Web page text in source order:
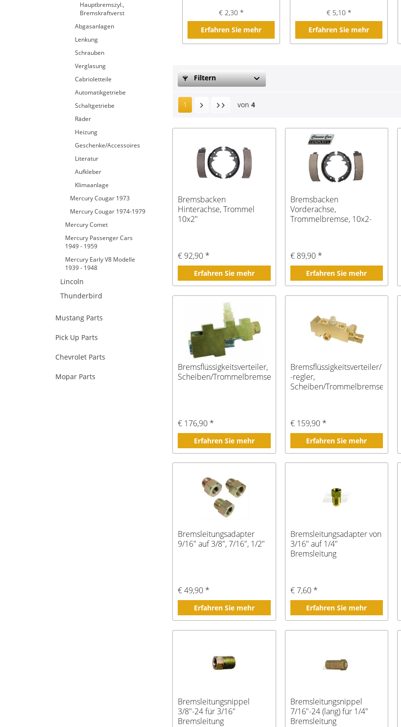
Hauptbremszyl.,
Bremskraftverst
Abgasanlagen
Lenkung
Schrauben
Verglasung
Cabrioletteile
Automatikgetriebe
Schaltgetriebe
Räder
Heizung
Geschenke/Accessoires
Literatur
Aufkleber
Klimaanlage
Mercury Cougar 1973
Mercury Cougar 1974-1979
Mercury Comet
Mercury Passenger Cars
1949 - 1959
Mercury Early V8 Modelle
1939 - 1948
Lincoln
Thunderbird
Mustang Parts
Pick Up Parts
Chevrolet Parts
Mopar Parts
€ 2,30 *
Erfahren Sie mehr
€ 5,10 *
Erfahren Sie mehr
Filtern
1 von 4
Bremsbacken
Hinterachse, Trommel
10x2"
€ 92,90 *
Erfahren Sie mehr
Bremsbacken
Vorderachse,
Trommelbremse, 10x2-
€ 89,90 *
Erfahren Sie mehr
Bremsflüssigkeitsverteiler,
Scheiben/Trommelbremse
€ 176,90 *
Erfahren Sie mehr
Bremsflüssigkeitsverteiler/
-regler,
Scheiben/Trommelbremse
€ 159,90 *
Erfahren Sie mehr
Bremsleitungsadapter
9/16" auf 3/8", 7/16", 1/2"
€ 49,90 *
Erfahren Sie mehr
Bremsleitungsadapter von
3/16" auf 1/4"
Bremsleitung
€ 7,60 *
Erfahren Sie mehr
Bremsleitungsnippel
3/8"-24 für 3/16"
Bremsleitung
Bremsleitungsnippel
7/16"-24 (lang) für 1/4"
Bremsleitung